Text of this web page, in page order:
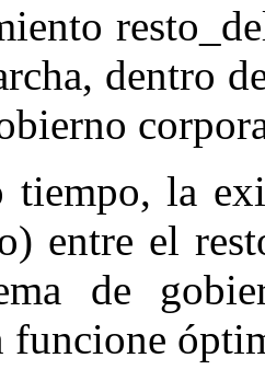
dentro
la
entre el
de
funcione